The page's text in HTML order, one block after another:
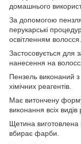
домашнього
За допомогою
перукарські
освітленням волосся.
Застосовується для
нанесення на
Пензель виконаний з
хімічних реагентів.
Має витончену
виконання всіх видів
Щетина виготовлена
вбирає фарби.